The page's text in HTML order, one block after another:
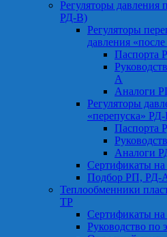
Регуляторы
РД-В)
Регуляторы
давления
Паспорта
А
Аналоги
Регуляторы
«перепуска»
Паспорта
Аналоги
Сертификаты
Подбор РП, РД-
Теплообменники
ТР
Сертификаты
Руководство по